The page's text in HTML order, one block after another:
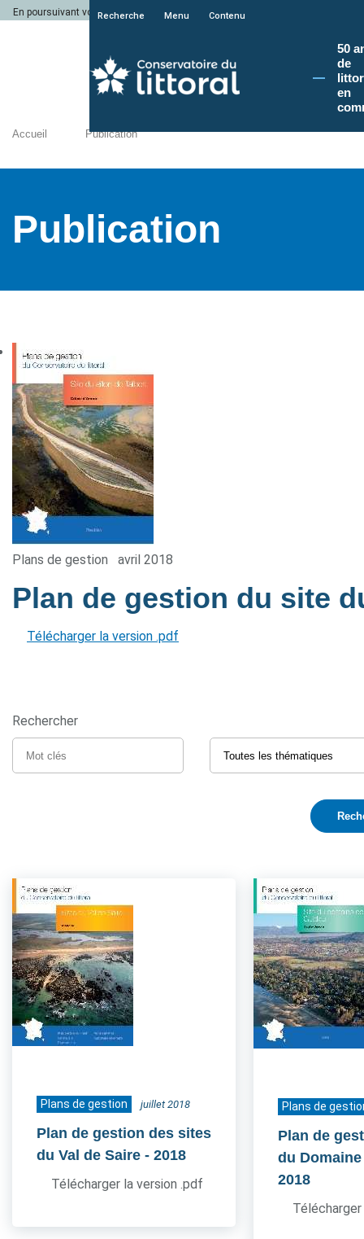
En poursuivant votre navigation sur le site du Conservatoire du littoral, vous
Recherche Menu Contenu
50
de
en
Accueil Publication
Publication
Plans de gestion avril 2018
Plan de gestion du site
Télécharger la version .pdf
Rechercher
Plans de gestion juillet 2018
Plan de gestion des sites
du Val de Saire - 2018
Télécharger la version .pdf
Plans de
Plan de
du
2018